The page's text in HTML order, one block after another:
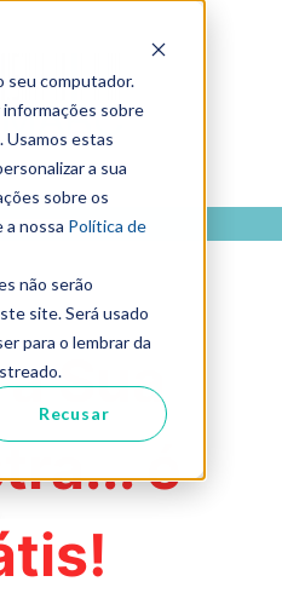
seu computador.
informações sobre
Usamos estas
a sua
sobre os
a nossa Política de
não serão
site. Será usado
para o lembrar da
Recusar
Sua
é